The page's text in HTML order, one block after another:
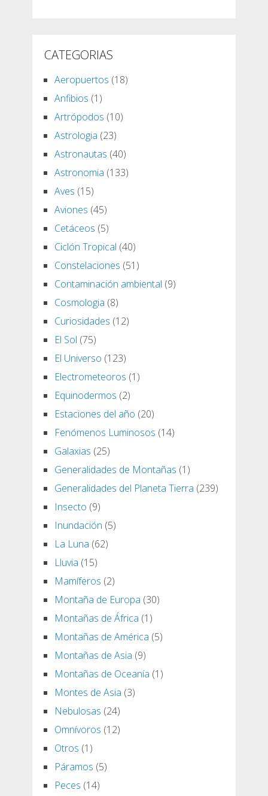
CATEGORIAS
Aeropuertos (18)
Anfibios (1)
Artrópodos (10)
Astrologia (23)
Astronautas (40)
Astronomia (133)
Aves (15)
Aviones (45)
Cetáceos (5)
Ciclón Tropical (40)
Constelaciones (51)
Contaminación ambiental (9)
Cosmologia (8)
Curiosidades (12)
El Sol (75)
El Universo (123)
Electrometeoros (1)
Equinodermos (2)
Estaciones del año (20)
Fenómenos Luminosos (14)
Galaxias (25)
Generalidades de Montañas (1)
Generalidades del Planeta Tierra (239)
Insecto (9)
Inundación (5)
La Luna (62)
Lluvia (15)
Mamíferos (2)
Montaña de Europa (30)
Montañas de África (1)
Montañas de América (5)
Montañas de Asia (9)
Montañas de Oceanía (1)
Montes de Asia (3)
Nebulosas (24)
Omnívoros (12)
Otros (1)
Páramos (5)
Peces (14)